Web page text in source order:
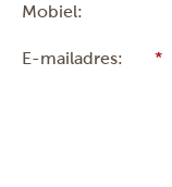
Mobiel:
E-mailadres: